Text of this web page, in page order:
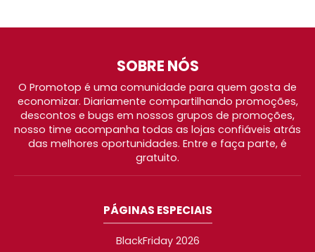
SOBRE NÓS
O Promotop é uma comunidade para quem gosta de
economizar. Diariamente compartilhando promoções,
descontos e bugs em nossos grupos de promoções,
nosso time acompanha todas as lojas confiáveis atrás
das melhores oportunidades. Entre e faça parte, é
gratuito.
PÁGINAS ESPECIAIS
BlackFriday 2026